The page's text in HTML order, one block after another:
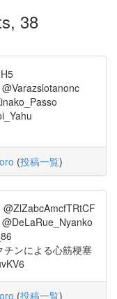
38
(投稿一覧)
チンによる心筋梗塞
(投稿一覧)